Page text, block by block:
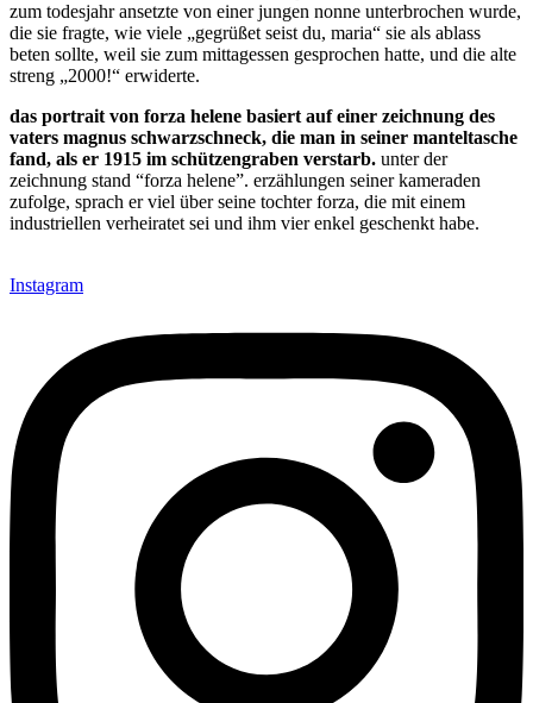
zum todesjahr ansetzte von einer jungen nonne unterbrochen wurde,
die sie fragte, wie viele „gegrüßet seist du, maria“ sie als ablass
beten sollte, weil sie zum mittagessen gesprochen hatte, und die alte
streng „2000!“ erwiderte.
das portrait von forza helene basiert auf einer zeichnung des
vaters magnus schwarzschneck, die man in seiner manteltasche
fand, als er 1915 im schützengraben verstarb. unter der
zeichnung stand “forza helene”. erzählungen seiner kameraden
zufolge, sprach er viel über seine tochter forza, die mit einem
industriellen verheiratet sei und ihm vier enkel geschenkt habe.
Instagram